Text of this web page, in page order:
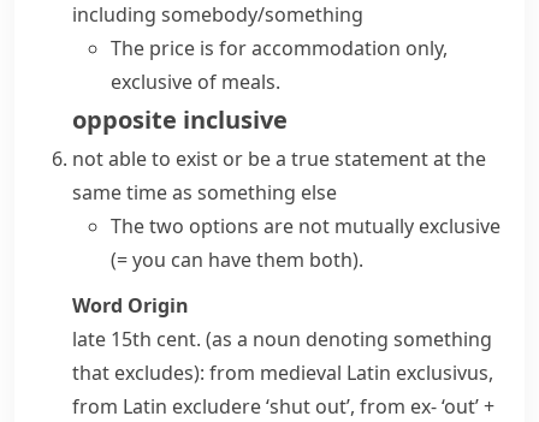
including somebody/something
The price is for accommodation only,
exclusive of meals.
opposite inclusive
not able to exist or be a true statement at the
same time as something else
The two options are not mutually exclusive
(= you can have them both).
Word Origin
late 15th cent. (as a noun denoting something
that excludes): from medieval Latin exclusivus,
from Latin excludere‘shut out’, from ex-‘out’ +